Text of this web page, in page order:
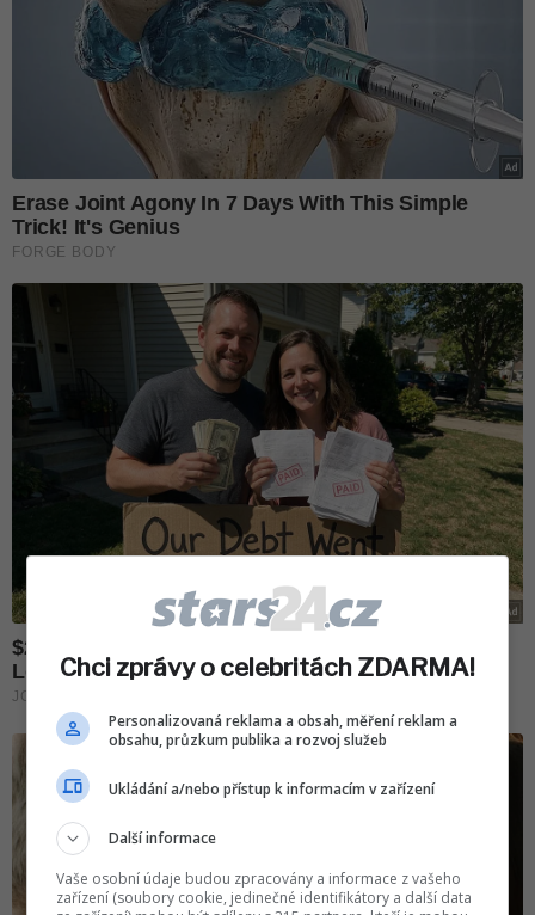
Chci zprávy o celebritách ZDARMA!
Personalizovaná reklama a obsah, měření reklam a
obsahu, průzkum publika a rozvoj služeb
Ukládání a/nebo přístup k informacím v zařízení
Další informace
Vaše osobní údaje budou zpracovány a informace z vašeho
zařízení (soubory cookie, jedinečné identifikátory a další data